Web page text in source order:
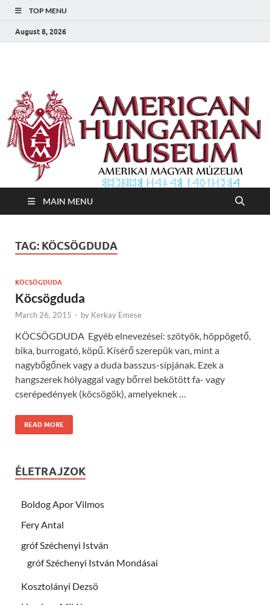
TOP MENU
August 8, 2026
Amerikai Magyar
Múzeum
MAIN MENU
TAG: KÖCSÖGDUDA
KÖCSÖGDUDA
Köcsögduda
March 26, 2015 - by Kerkay Emese
KÖCSÖGDUDA Egyéb elnevezései: szötyök, höppögető,
bika, burrogató, köpű. Kísérő szerepük van, mint a
nagybőgőnek vagy a duda basszus-sípjának. Ezek a
hangszerek hólyaggal vagy bőrrel bekötött fa- vagy
cserépedények (köcsögök), amelyeknek …
READ MORE
ÉLETRAJZOK
Boldog Apor Vilmos
Fery Antal
gróf Széchenyi István
gróf Széchenyi István Mondásai
Kosztolányi Dezsö